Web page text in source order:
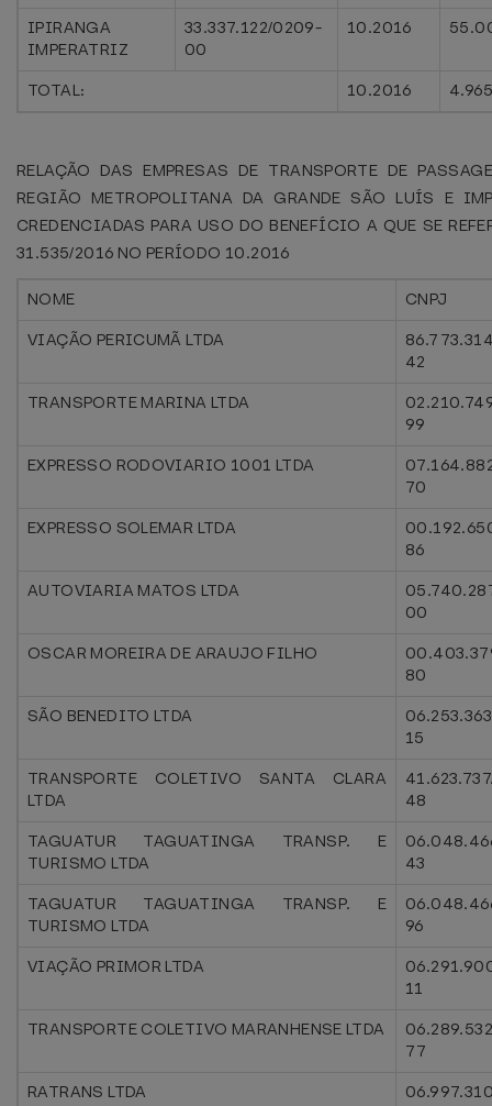
IPIRANGA
IMPERATRIZ
33.337.122/0209-
00
10.2016
TOTAL: 10.2016
RELAÇÃO DAS EMPRESAS DE TRANSPORTE DE
REGIÃO METROPOLITANA DA GRANDE SÃO LUÍS E
CREDENCIADAS PARA USO DO BENEFÍCIO A QUE SE
31.535/2016 NO PERÍODO 10.2016
NOME
CNPJ
VIAÇÃO PERICUMÃ LTDA
42
TRANSPORTE MARINA LTDA
99
EXPRESSO RODOVIARIO 1001 LTDA
70
EXPRESSO SOLEMAR LTDA
86
AUTOVIARIA MATOS LTDA
00
OSCAR MOREIRA DE ARAUJO FILHO
80
SÃO BENEDITO LTDA
15
TRANSPORTE COLETIVO SANTA CLARA
LTDA
48
TAGUATUR TAGUATINGA TRANSP. E
TURISMO LTDA
43
TAGUATUR TAGUATINGA TRANSP. E
TURISMO LTDA
96
VIAÇÃO PRIMOR LTDA
11
TRANSPORTE COLETIVO MARANHENSE LTDA
77
RATRANS LTDA